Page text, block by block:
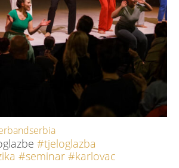
#tjeloglazba
#seminar #karlovac